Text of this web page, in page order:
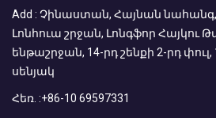
Add : Չինաստան, Հայնան
Լոնհուա շրջան, Լոնգֆոր Հայկու
ենթաշրջան, 14-րդ շենքի 2-րդ փուլ,
սենյակ
Հեռ. :+86-10 69597331